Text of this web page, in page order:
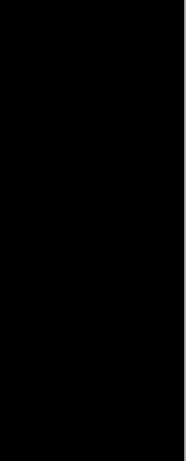
interesar...
película
cautivó al mundo
de acción y
la historia de un
Asunción que se
de crimen
que no